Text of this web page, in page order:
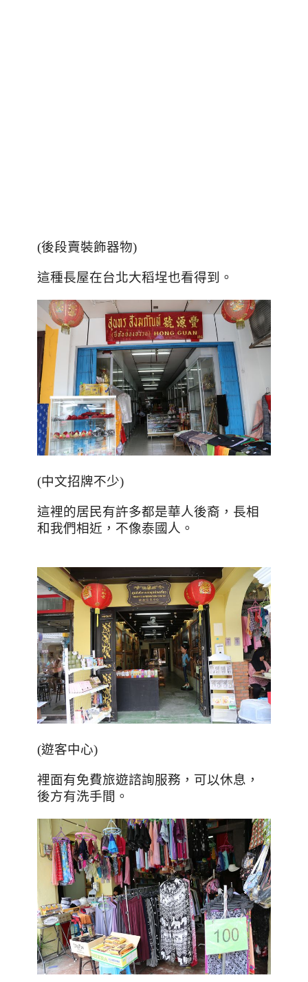
(後段賣裝飾器物)
這種長屋在台北大稻埕也看得到。
(中文招牌不少)
這裡的居民有許多都是華人後裔，長相
和我們相近，不像泰國人。
(遊客中心)
裡面有免費旅遊諮詢服務，可以休息，
後方有洗手間。